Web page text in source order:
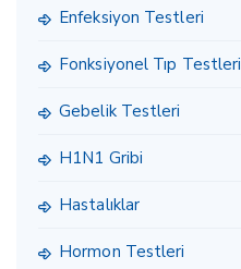
Enfeksiyon Testleri
Fonksiyonel Tıp Testleri
Gebelik Testleri
H1N1 Gribi
Hastalıklar
Hormon Testleri